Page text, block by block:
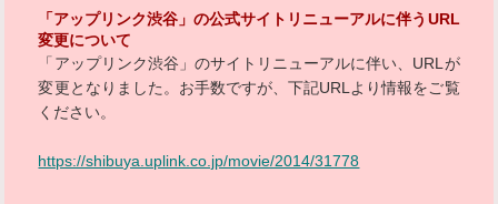
「アップリンク渋谷」の公式サイトリニューアルに伴うURL
変更について
「アップリンク渋谷」のサイトリニューアルに伴い、URLが
変更となりました。お手数ですが、下記URLより情報をご覧
ください。
https://shibuya.uplink.co.jp/movie/2014/31778